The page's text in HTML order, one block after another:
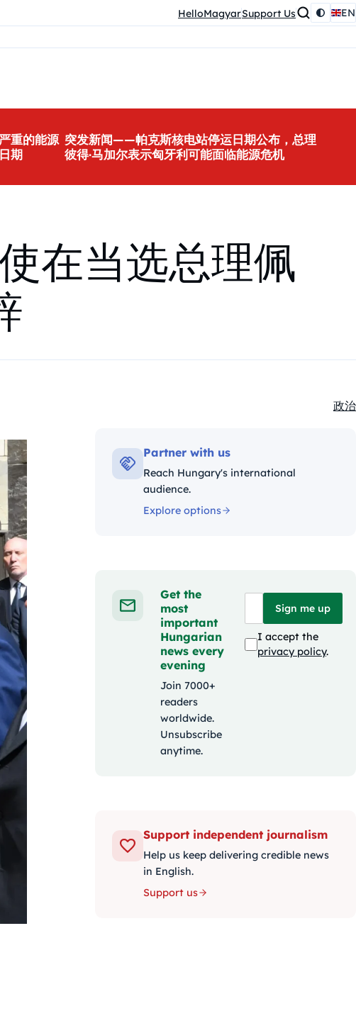
HelloMagyarSupport Us EN
重的能源
期
突发新闻——帕克斯核电站停运日期公布，总理
彼得·马加尔表示匈牙利可能面临能源危机
在当选总理佩
政治
Partner with us
Reach Hungary's international
audience.
Explore options
Get the
most
important
Hungarian
news every
evening
Join 7000+
readers
worldwide.
Unsubscribe
anytime.
Sign me up
I accept the
privacy policy.
Support independent journalism
Help us keep delivering credible news
in English.
Support us